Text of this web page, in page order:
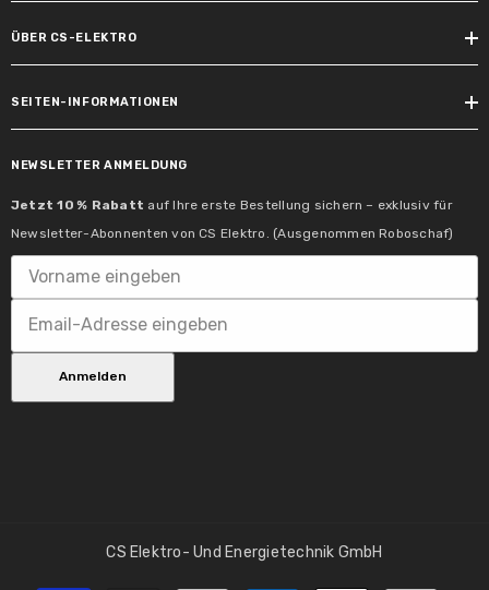
Lichteigenschaften
Farbtemperatur Bereich:
Farbkonsistenz:
SDCM 6
Farbwiedergabeindex:
> 80 Ra
Bemessungs-/Nutzlichtstrom:
ÜBER CS-ELEKTRO
SEITEN-INFORMATIONEN
NEWSLETTER ANMELDUNG
Jetzt 10 % Rabatt auf Ihre erste Bestellung sichern – exklusiv für
Newsletter-Abonnenten von CS Elektro. (Ausgenommen Roboschaf)
Anmelden
CS Elektro- Und Energietechnik GmbH